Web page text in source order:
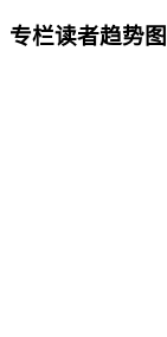
专栏读者趋势图